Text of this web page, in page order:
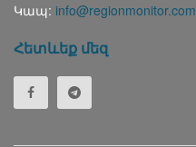
Կապ: info@regionmonitor.com
Հետևեք մեզ